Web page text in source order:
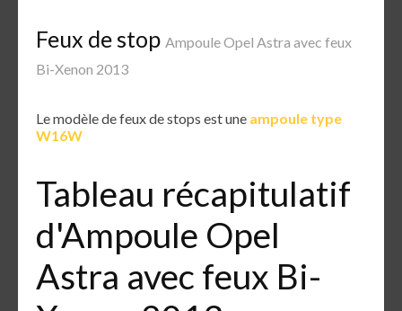
Feux de stop Ampoule Opel Astra avec feux
Bi-Xenon 2013
Le modèle de feux de stops est une ampoule type
W16W
Tableau récapitulatif
d'Ampoule Opel
Astra avec feux Bi-